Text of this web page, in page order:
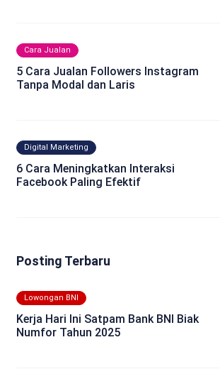
Cara Jualan
5 Cara Jualan Followers Instagram
Tanpa Modal dan Laris
Digital Marketing
6 Cara Meningkatkan Interaksi
Facebook Paling Efektif
Posting Terbaru
Lowongan BNI
Kerja Hari Ini Satpam Bank BNI Biak
Numfor Tahun 2025